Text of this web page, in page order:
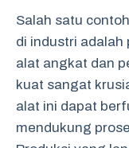
Salah satu
di industri adalah
alat angkat dan
kuat sangat
alat ini dapat
mendukung